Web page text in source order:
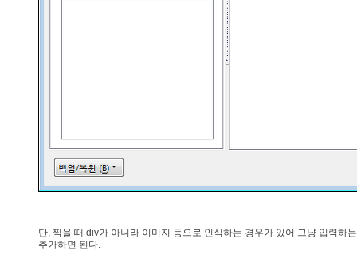
단, 찍을 때 div가 아니라 이미지 등으로 인식하는 경우가 있어 그냥 입력하
추가하면 된다.